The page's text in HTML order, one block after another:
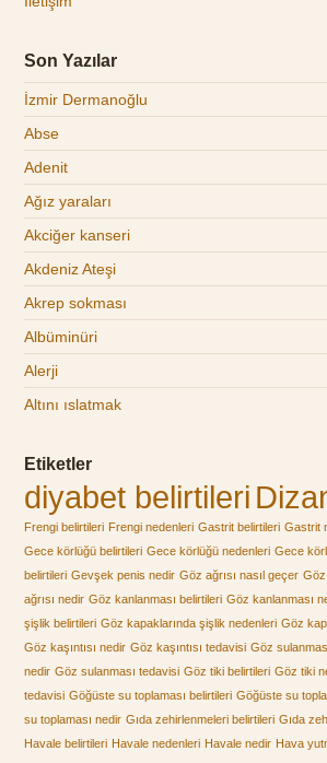
Son Yazılar
İzmir Dermanoğlu
Abse
Adenit
Ağız yaraları
Akciğer kanseri
Akdeniz Ateşi
Akrep sokması
Albüminüri
Alerji
Altını ıslatmak
Etiketler
diyabet belirtileri
Frengi belirtileri Frengi nedenleri Gastrit belirtileri Gastrit
Gece körlüğü belirtileri Gece körlüğü nedenleri Gece
belirtileri Gevşek penis nedir Göz ağrısı nasıl geçer Göz
ağrısı nedir Göz kanlanması belirtileri Göz kanlanması
şişlik belirtileri Göz kapaklarında şişlik nedenleri Göz
Göz kaşıntısı nedir Göz kaşıntısı tedavisi Göz
nedir Göz sulanması tedavisi Göz tiki belirtileri Göz tiki
tedavisi Göğüste su toplaması belirtileri Göğüste su
su toplaması nedir Gıda zehirlenmeleri belirtileri Gıda
Havale belirtileri Havale nedenleri Havale nedir Hava